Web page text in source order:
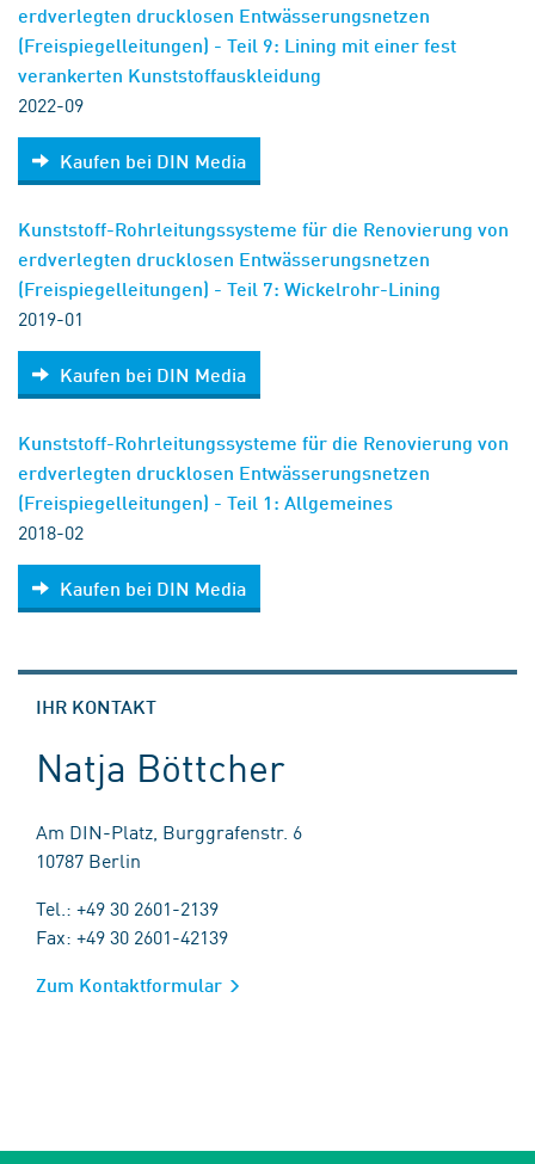
erdverlegten drucklosen Entwässerungsnetzen
(Freispiegelleitungen) - Teil 9: Lining mit einer fest
verankerten Kunststoffauskleidung
2022-09
Kaufen bei DIN Media
Kunststoff-Rohrleitungssysteme für die Renovierung von
erdverlegten drucklosen Entwässerungsnetzen
(Freispiegelleitungen) - Teil 7: Wickelrohr-Lining
2019-01
Kaufen bei DIN Media
Kunststoff-Rohrleitungssysteme für die Renovierung von
erdverlegten drucklosen Entwässerungsnetzen
(Freispiegelleitungen) - Teil 1: Allgemeines
2018-02
Kaufen bei DIN Media
IHR KONTAKT
Natja Böttcher
Am DIN-Platz, Burggrafenstr. 6
10787 Berlin
Tel.: +49 30 2601-2139
Fax: +49 30 2601-42139
Zum Kontaktformular